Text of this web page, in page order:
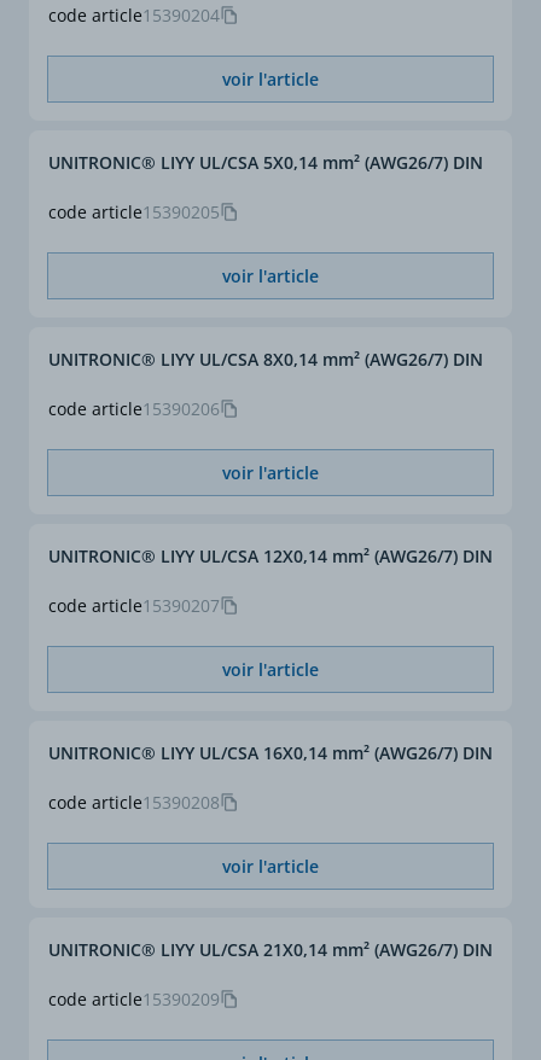
code article15390204
voir l'article
code article15390205
UNITRONIC® LIYY UL/CSA 5X0,14 mm² (AWG26/7) DIN
voir l'article
code article15390206
UNITRONIC® LIYY UL/CSA 8X0,14 mm² (AWG26/7) DIN
voir l'article
code article15390207
UNITRONIC® LIYY UL/CSA 12X0,14 mm² (AWG26/7) DIN
voir l'article
code article15390208
UNITRONIC® LIYY UL/CSA 16X0,14 mm² (AWG26/7) DIN
voir l'article
code article15390209
UNITRONIC® LIYY UL/CSA 21X0,14 mm² (AWG26/7) DIN